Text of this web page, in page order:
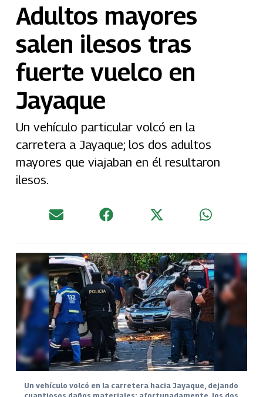
Adultos mayores
salen ilesos tras
fuerte vuelco en
Jayaque
Un vehículo particular volcó en la
carretera a Jayaque; los dos adultos
mayores que viajaban en él resultaron
ilesos.
Un vehículo volcó en la carretera hacia Jayaque, dejando